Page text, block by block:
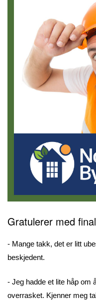
Gratulerer med
- Mange takk, det er litt
beskjedent.
- Jeg hadde et lite håp om
overrasket. Kjenner meg